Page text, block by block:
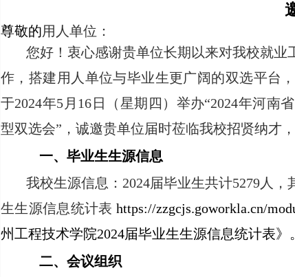
尊敬的用人单位：
您好！衷心感谢贵单位长期以来对我校就业
作，搭建用人单位与毕业生更广阔的双选平台
于2024年5月16日（星期四）举办“2024年河
型双选会”，诚邀贵单位届时莅临我校招贤纳才
一、毕业生生源信息
我校生源信息：2024届毕业生共计5279人
生生源信息统计表 https://zzgcjs.goworkla.cn/
州工程技术学院2024届毕业生生源信息统计表》。
二、会议组织